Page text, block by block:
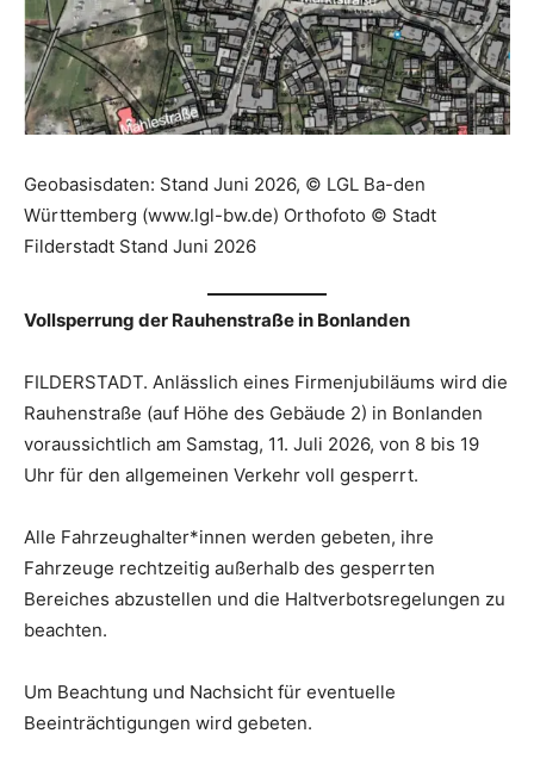
Geobasisdaten: Stand Juni 2026, © LGL Ba-den
Württemberg (www.lgl-bw.de) Orthofoto © Stadt
Filderstadt Stand Juni 2026
Vollsperrung der Rauhenstraße in Bonlanden
FILDERSTADT. Anlässlich eines Firmenjubiläums wird die
Rauhenstraße (auf Höhe des Gebäude 2) in Bonlanden
voraussichtlich am Samstag, 11. Juli 2026, von 8 bis 19
Uhr für den allgemeinen Verkehr voll gesperrt.
Alle Fahrzeughalter*innen werden gebeten, ihre
Fahrzeuge rechtzeitig außerhalb des gesperrten
Bereiches abzustellen und die Haltverbotsregelungen zu
beachten.
Um Beachtung und Nachsicht für eventuelle
Beeinträchtigungen wird gebeten.